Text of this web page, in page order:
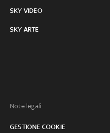
SKY VIDEO
SKY ARTE
Note legali:
GESTIONE COOKIE